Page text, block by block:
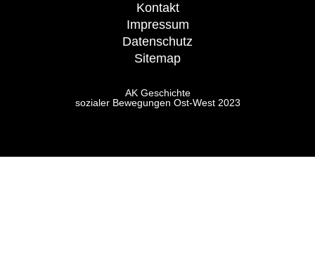
Kontakt
Impressum
Datenschutz
Sitemap
AK Geschichte
sozialer Bewegungen Ost-West 2023